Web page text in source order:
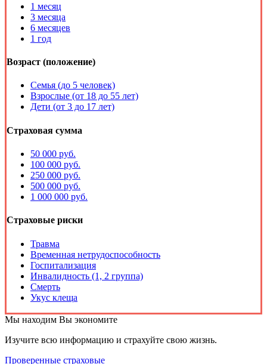
1 месяц
3 месяца
6 месяцев
1 год
Возраст (положение)
Семья (до 5 человек)
Взрослые (от 18 до 55 лет)
Дети (от 3 до 17 лет)
Страховая сумма
50 000 руб.
100 000 руб.
250 000 руб.
500 000 руб.
1 000 000 руб.
Страховые риски
Травма
Временная нетрудоспособность
Госпитализация
Инвалидность (1, 2 группа)
Смерть
Укус клеща
Мы находим Вы экономите
Изучите всю информацию и страхуйте свою жизнь.
Проверенные страховые